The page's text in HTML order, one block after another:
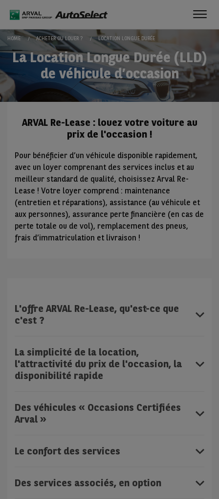
HOME ACHETER OU LOUER ? LOCATION LONGUE DURÉE
La Location Longue Durée (LLD)
de véhicule d’occasion
ARVAL Re-Lease : louez votre voiture au
prix de l'occasion !
Pour bénéficier d’un véhicule disponible rapidement,
avec un loyer comprenant des services inclus et au
meilleur standard de qualité, choisissez Arval Re-
Lease ! Votre loyer comprend : maintenance
(entretien et réparations), assistance (au véhicule et
aux personnes), assurance perte financière (en cas de
perte totale ou de vol), remplacement des pneus,
frais d’immatriculation et livraison !
L'offre ARVAL Re-Lease, qu'est-ce que
c'est ?
La simplicité de la location,
l'attractivité du prix de l'occasion, la
disponibilité rapide
Des véhicules « Occasions Certifiées
Arval »
Le confort des services
Des services associés, en option